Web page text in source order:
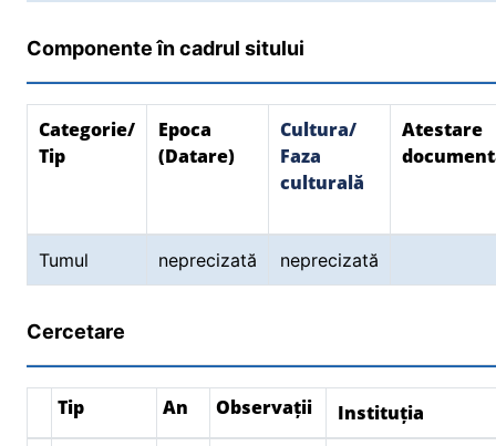
Componente în cadrul sitului
Categorie/
Tip
Epoca
(Datare)
Cultura/
Faza
culturală
Atestare
Tumul neprecizată neprecizată
Cercetare
Tip An Observații Instituția